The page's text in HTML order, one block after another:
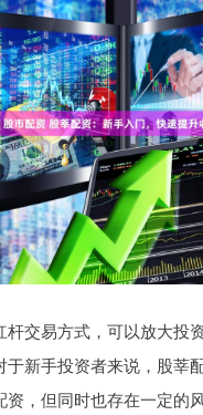
杆交易方式，可以放大投
于新手投资者来说，股莘
，但同时也存在一定的风